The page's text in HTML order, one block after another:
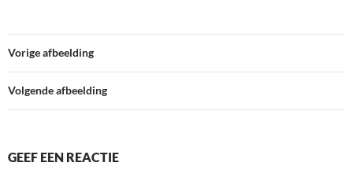
Vorige afbeelding
Volgende afbeelding
GEEF EEN REACTIE